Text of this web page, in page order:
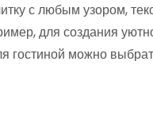
с любым узором,
для создания
гостиной можно